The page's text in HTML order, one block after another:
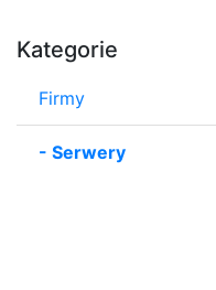
Kategorie
Firmy
- Serwery